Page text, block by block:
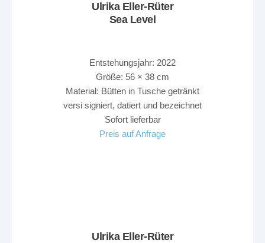
Ulrika Eller-Rüter
Sea Level
Entstehungsjahr: 2022
Größe: 56 × 38 cm
Material: Bütten in Tusche getränkt
versi signiert, datiert und bezeichnet
Sofort lieferbar
Preis auf Anfrage
Ulrika Eller-Rüter